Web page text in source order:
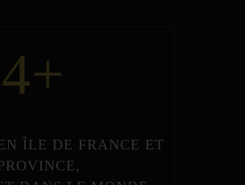
+
ÎLE DE FRANCE ET
,